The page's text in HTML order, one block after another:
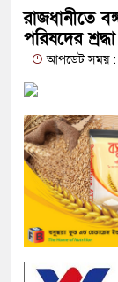
রাজধানীতে
পরিষদের
আপডেট সময় :